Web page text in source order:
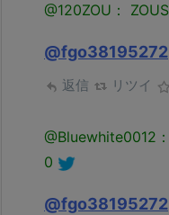
@120ZOU：
@fgo38195272
返信 リツイ
@Bluewhite0012
0
@fgo38195272